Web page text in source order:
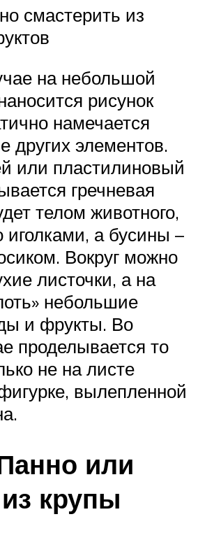
смастерить из
на небольшой
рисунок
намечается
других элементов.
или пластилиновый
гречневая
телом животного,
иголками, а бусины –
Вокруг можно
листочки, а на
небольшие
и фрукты. Во
проделывается то
не на листе
вылепленной
или
крупы